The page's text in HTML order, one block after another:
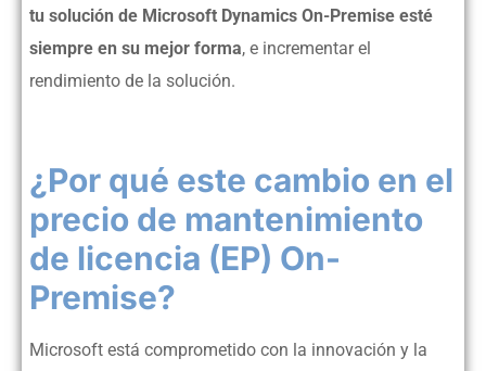
tu solución de Microsoft Dynamics On-Premise esté
siempre en su mejor forma, e incrementar el
rendimiento de la solución.
¿Por qué este cambio en el
precio de mantenimiento
de licencia (EP) On-
Premise?
Microsoft está comprometido con la innovación y la